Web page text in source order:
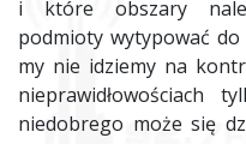
i które obszary
podmioty wytypować do
my nie idziemy na
nieprawidłowościach
niedobrego może się